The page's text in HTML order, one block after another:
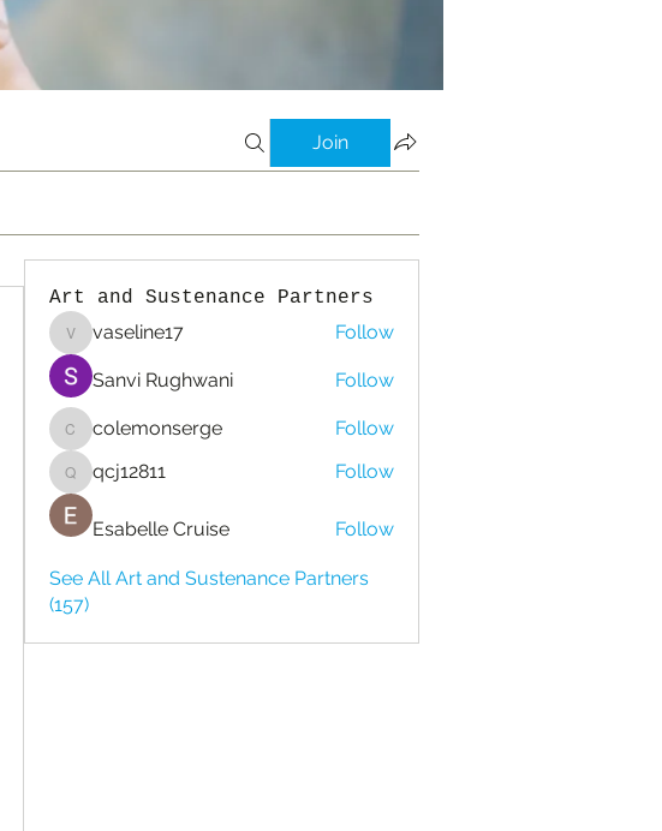
Join
Art and Sustenance Partners
vaseline17
vaseline17 Follow
Sanvi Rughwani Follow
colemonserge
colemonserge Follow
qcj12811
qcj12811 Follow
Esabelle Cruise Follow
See All Art and Sustenance Partners
(157)